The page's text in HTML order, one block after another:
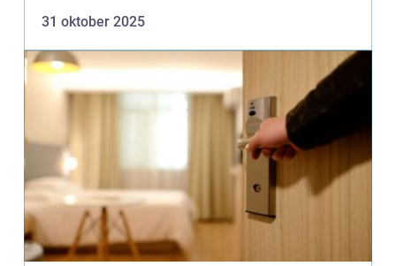
31 oktober 2025